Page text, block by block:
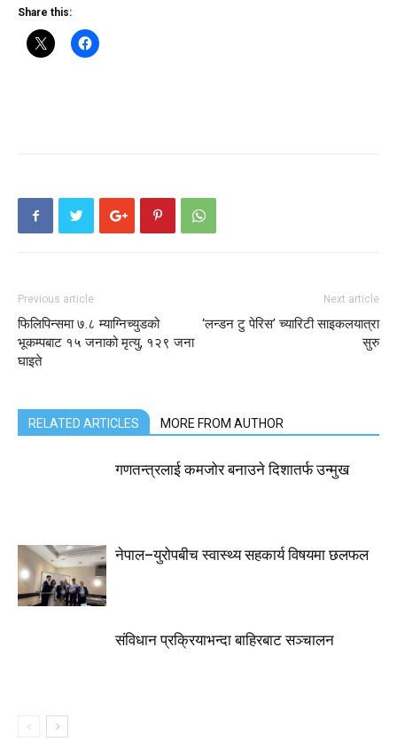
Share this:
Previous article
फिलिपिन्समा ७.८ म्याग्निच्युडको
भूकम्पबाट १५ जनाको मृत्यु, १२९ जना
घाइते
Next article
‘लन्डन टु पेरिस’ च्यारिटी साइकलयात्रा
सुरु
RELATED ARTICLES MORE FROM AUTHOR
गणतन्त्रलाई कमजोर बनाउने दिशातर्फ उन्मुख
नेपाल–युरोपबीच स्वास्थ्य सहकार्य विषयमा छलफल
संविधान प्रक्रियाभन्दा बाहिरबाट सञ्चालन